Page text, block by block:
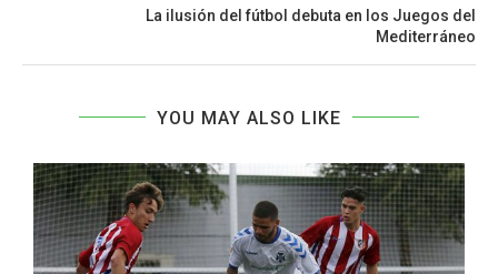
La ilusión del fútbol debuta en los Juegos del
Mediterráneo
YOU MAY ALSO LIKE